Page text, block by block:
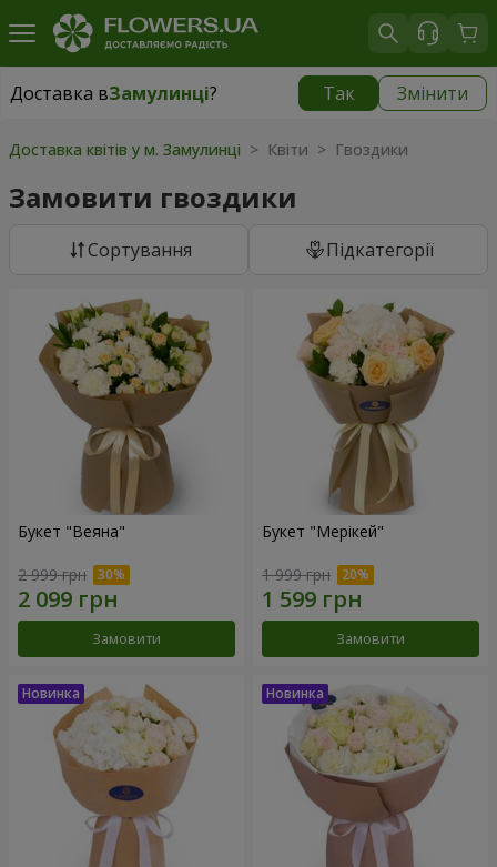
Доставка вЗамулинці? Так Змінити
Доставка вЗамулинці|
Доставка квітів у м. Замулинці > Квіти > Гвоздики
Замовити гвоздики
Сортування Підкатегорії
Букет "Веяна"
2 999 грн
Замовити
Букет "Мерікей"
1 999 грн
Замовити